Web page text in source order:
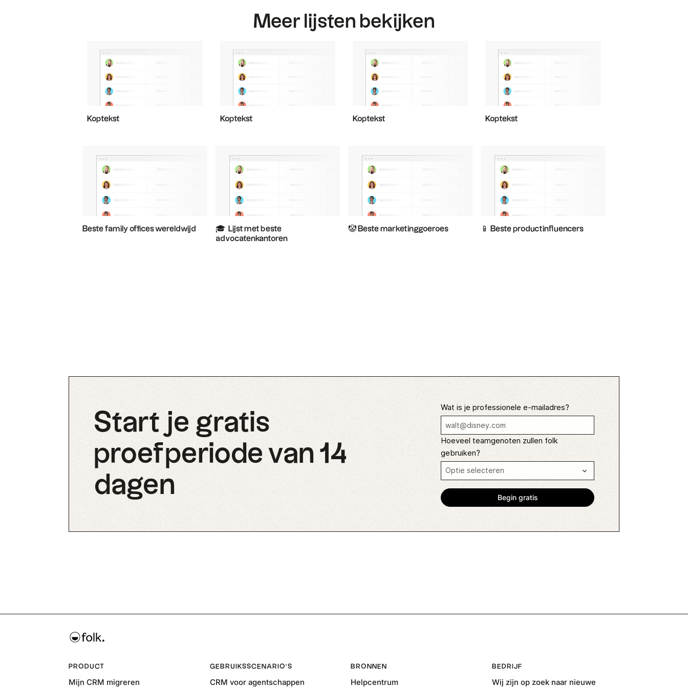
Meer lijsten bekijken
Koptekst Koptekst Koptekst Koptekst
Beste family offices wereldwijd
🎓 ️ Lijst met beste
advocatenkantoren
🤡 Beste marketinggoeroes 📱 Beste productinfluencers
Start je gratis
proefperiode van 14
dagen
Wat is je professionele e-mailadres?
Hoeveel teamgenoten zullen folk
gebruiken?
PRODUCT
Mijn CRM migreren
GEBRUIKSSCENARIO'S
CRM voor agentschappen
BRONNEN
Helpcentrum
BEDRIJF
Wij zijn op zoek naar nieuwe